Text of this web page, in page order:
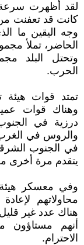
لقد أظهرت سرعة
كانت قد تعفنت
وجه اليقين ما
الحاضر، تملأ
وتحتل البلد
الحرب.
تمتد قوات
وهناك قوات
درزية في
والروس في
في الجنوب
يتقدم مرة أخرى
وفي معسكر
محاولاتهم
هناك عدد غير
أنهم مستاؤون
الاحترام.